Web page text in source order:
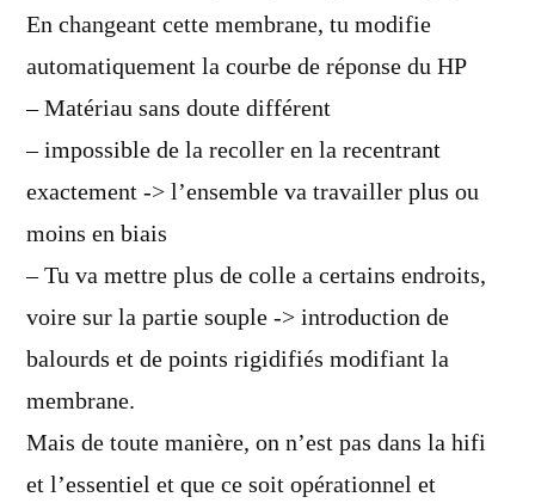
En changeant cette membrane, tu modifie
automatiquement la courbe de réponse du HP
– Matériau sans doute différent
– impossible de la recoller en la recentrant
exactement -> l’ensemble va travailler plus ou
moins en biais
– Tu va mettre plus de colle a certains endroits,
voire sur la partie souple -> introduction de
balourds et de points rigidifiés modifiant la
membrane.
Mais de toute manière, on n’est pas dans la hifi
et l’essentiel et que ce soit opérationnel et